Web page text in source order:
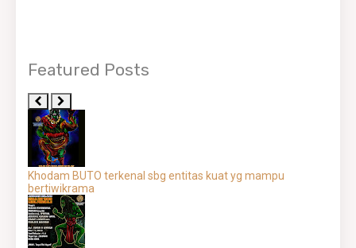
Featured Posts
Khodam BUTO terkenal sbg entitas kuat yg mampu
bertiwikrama